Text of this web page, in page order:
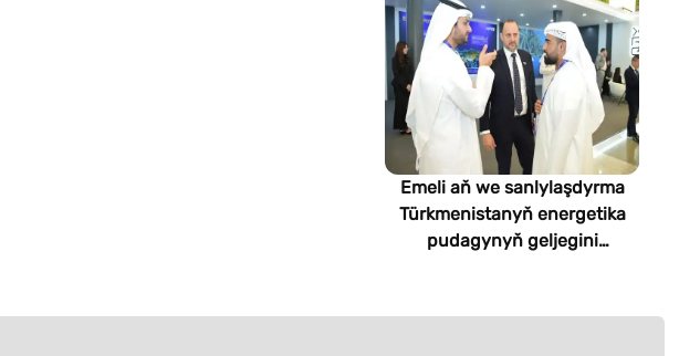
saklaýar?
Emeli aň we sanlylaşdyrma
Türkmenistanyň energetika
pudagynyň geljegini